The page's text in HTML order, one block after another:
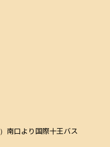
南口より国際十王バス